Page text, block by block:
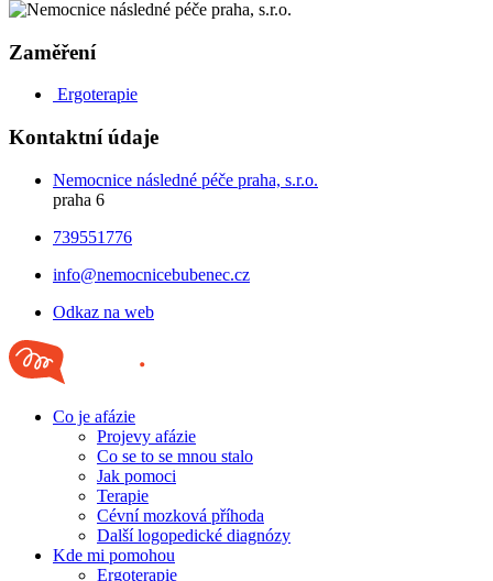
Zaměření
Ergoterapie
Kontaktní údaje
Nemocnice následné péče praha, s.r.o.
praha 6
739551776
info@nemocnicebubenec.cz
Odkaz na web
Co je afázie
Projevy afázie
Co se to se mnou stalo
Jak pomoci
Terapie
Cévní mozková příhoda
Další logopedické diagnózy
Kde mi pomohou
Ergoterapie